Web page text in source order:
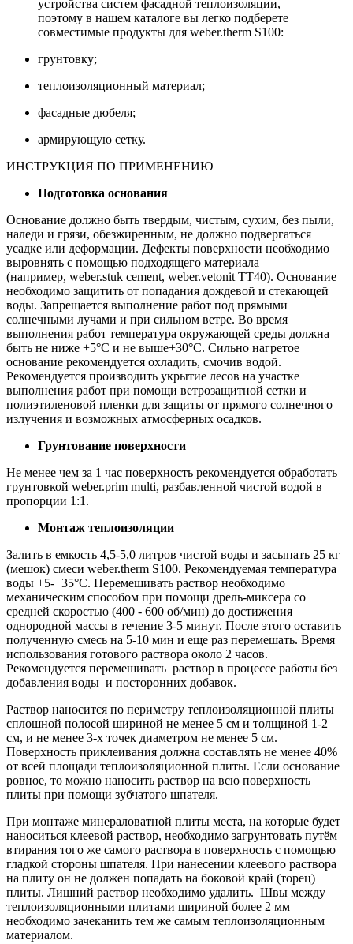
устройства систем фасадной теплоизоляции,
поэтому в нашем каталоге вы легко подберете
совместимые продукты для weber.therm S100:
грунтовку;
теплоизоляционный материал;
фасадные дюбеля;
армирующую сетку.
ИНСТРУКЦИЯ ПО ПРИМЕНЕНИЮ
Подготовка основания
Основание должно быть твердым, чистым, сухим, без пыли,
наледи и грязи, обезжиренным, не должно подвергаться
усадке или деформации. Дефекты поверхности необходимо
выровнять с помощью подходящего материала
(например, weber.stuk cement, weber.vetonit TT40). Основание
необходимо защитить от попадания дождевой и стекающей
воды. Запрещается выполнение работ под прямыми
солнечными лучами и при сильном ветре. Во время
выполнения работ температура окружающей среды должна
быть не ниже +5°С и не выше+30°С. Сильно нагретое
основание рекомендуется охладить, смочив водой.
Рекомендуется производить укрытие лесов на участке
выполнения работ при помощи ветрозащитной сетки и
полиэтиленовой пленки для защиты от прямого солнечного
излучения и возможных атмосферных осадков.
Грунтование поверхности
Не менее чем за 1 час поверхность рекомендуется обработать
грунтовкой weber.prim multi, разбавленной чистой водой в
пропорции 1:1.
Монтаж теплоизоляции
Залить в емкость 4,5-5,0 литров чистой воды и засыпать 25 кг
(мешок) смеси weber.therm S100. Рекомендуемая температура
воды +5-+35°С. Перемешивать раствор необходимо
механическим способом при помощи дрель-миксера со
средней скоростью (400 - 600 об/мин) до достижения
однородной массы в течение 3-5 минут. После этого оставить
полученную смесь на 5-10 мин и еще раз перемешать. Время
использования готового раствора около 2 часов.
Рекомендуется перемешивать раствор в процессе работы без
добавления воды и посторонних добавок.
Раствор наносится по периметру теплоизоляционной плиты
сплошной полосой шириной не менее 5 см и толщиной 1-2
см, и не менее 3-х точек диаметром не менее 5 см.
Поверхность приклеивания должна составлять не менее 40%
от всей площади теплоизоляционной плиты. Если основание
ровное, то можно наносить раствор на всю поверхность
плиты при помощи зубчатого шпателя.
При монтаже минераловатной плиты места, на которые будет
наноситься клеевой раствор, необходимо загрунтовать путём
втирания того же самого раствора в поверхность с помощью
гладкой стороны шпателя. При нанесении клеевого раствора
на плиту он не должен попадать на боковой край (торец)
плиты. Лишний раствор необходимо удалить. Швы между
теплоизоляционными плитами шириной более 2 мм
необходимо зачеканить тем же самым теплоизоляционным
материалом.